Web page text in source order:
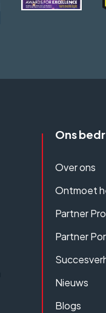
Ons
Over ons
Ontmoet
Partner
Partner
Nieuws
Blogs